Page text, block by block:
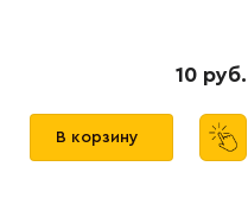
10 руб.
В корзину